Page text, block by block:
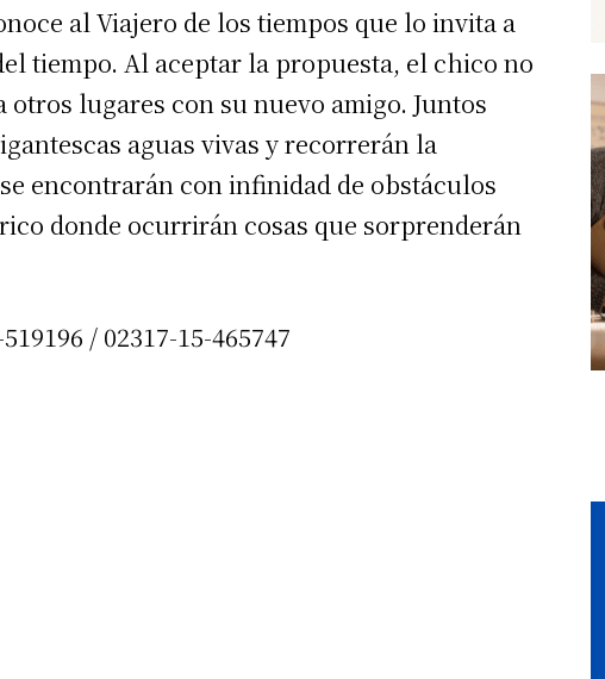
gratis
al Viajero de los tiempos que lo invita a
tiempo. Al aceptar la propuesta, el chico no
otros lugares con su nuevo amigo. Juntos
aguas vivas y recorrerán la
encontrarán con infinidad de obstáculos
donde ocurrirán cosas que sorprenderán
/ 02317-15-465747